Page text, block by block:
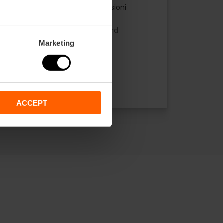
Marketing
ACCEPT
- 45 recensioni
10% Sconto VLC Tourist Card
Durata: 5h